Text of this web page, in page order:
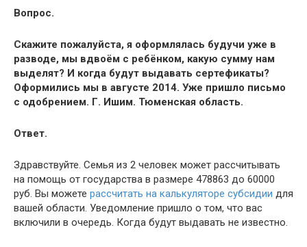
Вопрос.
Скажите пожалуйста, я оформлялась будучи уже в
разводе, мы вдвоём с ребёнком, какую сумму нам
выделят? И когда будут выдавать сертефикаты?
Оформились мы в августе 2014. Уже пришло письмо
с одобрением. Г. Ишим. Тюменская область.
Ответ.
Здравствуйте. Семья из 2 человек может рассчитывать
на помощь от государства в размере 478863 до 60000
руб. Вы можете рассчитать на калькуляторе субсидии для
вашей области. Уведомление пришло о том, что вас
включили в очередь. Когда будут выдавать не известно.